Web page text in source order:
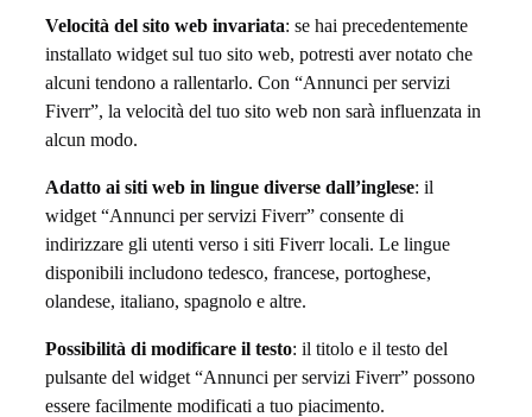
v
o
w
d
g
e
t
p
Velocità del sito web invariata: se hai precedentemente
installato widget sul tuo sito web, potresti aver notato che
alcuni tendono a rallentarlo. Con “Annunci per servizi
Fiverr”, la velocità del tuo sito web non sarà influenzata in
alcun modo.
Adatto ai siti web in lingue diverse dall’inglese: il
widget “Annunci per servizi Fiverr” consente di
indirizzare gli utenti verso i siti Fiverr locali. Le lingue
disponibili includono tedesco, francese, portoghese,
olandese, italiano, spagnolo e altre.
Possibilità di modificare il testo: il titolo e il testo del
pulsante del widget “Annunci per servizi Fiverr” possono
essere facilmente modificati a tuo piacimento.